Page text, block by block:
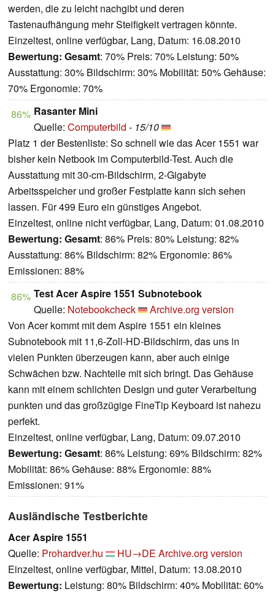
werden, die zu leicht nachgibt und deren
Tastenaufhängung mehr Steifigkeit vertragen könnte.
Einzeltest, online verfügbar, Lang, Datum: 16.08.2010
Bewertung: Gesamt: 70% Preis: 70% Leistung: 50%
Ausstattung: 30% Bildschirm: 30% Mobilität: 50% Gehäuse:
70% Ergonomie: 70%
86% Rasanter Mini
Quelle: Computerbild - 15/10
Platz 1 der Bestenliste: So schnell wie das Acer 1551 war
bisher kein Netbook im Computerbild-Test. Auch die
Ausstattung mit 30-cm-Bildschirm, 2-Gigabyte
Arbeitsspeicher und großer Festplatte kann sich sehen
lassen. Für 499 Euro ein günstiges Angebot.
Einzeltest, online nicht verfügbar, Lang, Datum: 01.08.2010
Bewertung: Gesamt: 86% Preis: 80% Leistung: 82%
Ausstattung: 86% Bildschirm: 82% Ergonomie: 86%
Emissionen: 88%
86% Test Acer Aspire 1551 Subnotebook
Quelle: Notebookcheck
Archive.org version
Von Acer kommt mit dem Aspire 1551 ein kleines
Subnotebook mit 11,6-Zoll-HD-Bildschirm, das uns in
vielen Punkten überzeugen kann, aber auch einige
Schwächen bzw. Nachteile mit sich bringt. Das Gehäuse
kann mit einem schlichten Design und guter Verarbeitung
punkten und das großzügige FineTip Keyboard ist nahezu
perfekt.
Einzeltest, online verfügbar, Lang, Datum: 09.07.2010
Bewertung: Gesamt: 86% Leistung: 69% Bildschirm: 82%
Mobilität: 86% Gehäuse: 88% Ergonomie: 88%
Emissionen: 91%
Ausländische Testberichte
Acer Aspire 1551
Quelle: Prohardver.hu HU→DE Archive.org version
Einzeltest, online verfügbar, Mittel, Datum: 13.08.2010
Bewertung: Leistung: 80% Bildschirm: 40% Mobilität: 60%